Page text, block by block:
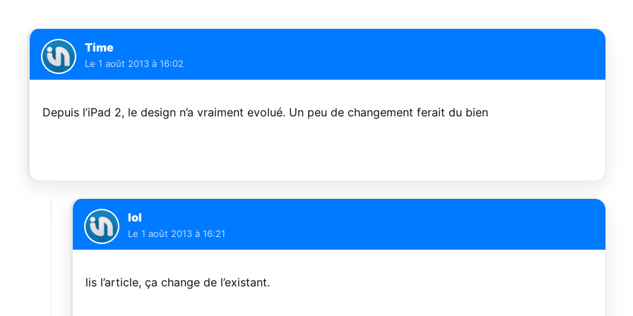
Time
Le 1 août 2013 à 16:02
Depuis l’iPad 2, le design n’a vraiment evolué. Un peu de changement ferait du bien
lol
Le 1 août 2013 à 16:21
lis l’article, ça change de l’existant.